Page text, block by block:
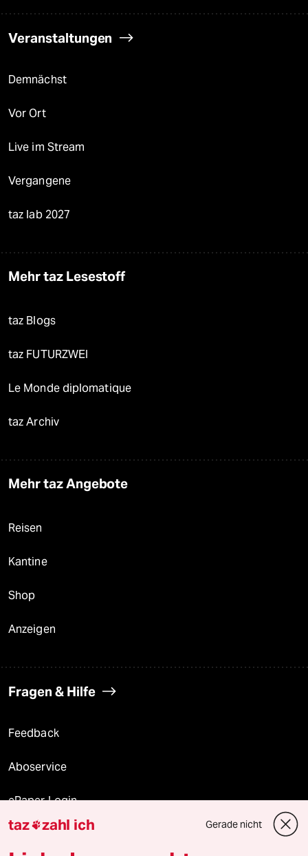
Veranstaltungen
Demnächst
Vor Ort
Live im Stream
Vergangene
taz lab 2027
Mehr taz Lesestoff
taz Blogs
taz FUTURZWEI
Le Monde diplomatique
taz Archiv
Mehr taz Angebote
Reisen
Kantine
Shop
Anzeigen
Fragen & Hilfe
Feedback
Aboservice
ePaper Login
Downloads für Abonnierende
taz zahl ich Gerade nicht